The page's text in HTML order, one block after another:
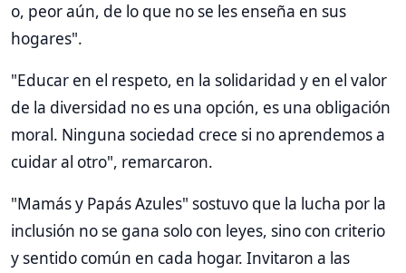
o, peor aún, de lo que no se les enseña en sus
hogares".
"Educar en el respeto, en la solidaridad y en el valor
de la diversidad no es una opción, es una obligación
moral. Ninguna sociedad crece si no aprendemos a
cuidar al otro", remarcaron.
"Mamás y Papás Azules" sostuvo que la lucha por la
inclusión no se gana solo con leyes, sino con criterio
y sentido común en cada hogar. Invitaron a las